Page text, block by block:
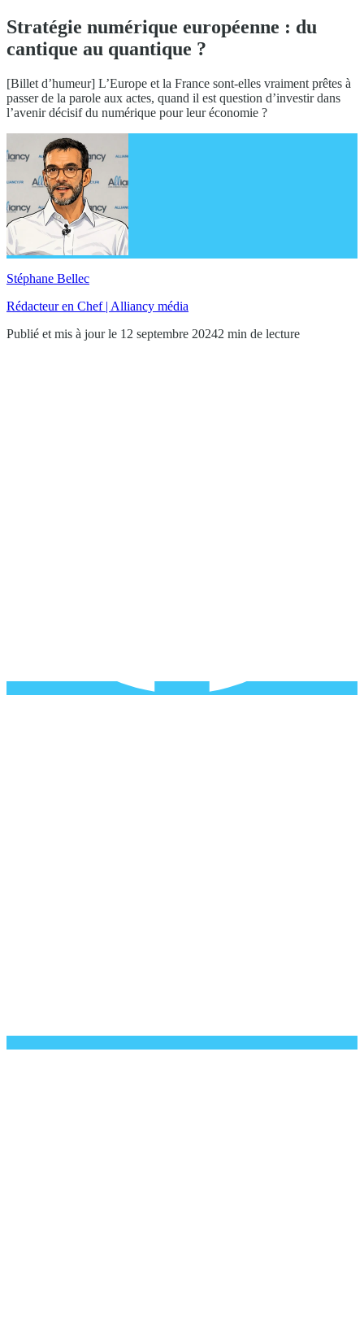
Stratégie numérique européenne : du
cantique au quantique ?
[Billet d’humeur] L’Europe et la France sont-elles vraiment prêtes à
passer de la parole aux actes, quand il est question d’investir dans
l’avenir décisif du numérique pour leur économie ?
Stéphane Bellec
Rédacteur en Chef | Alliancy média
Publié et mis à jour le 12 septembre 20242 min de lecture